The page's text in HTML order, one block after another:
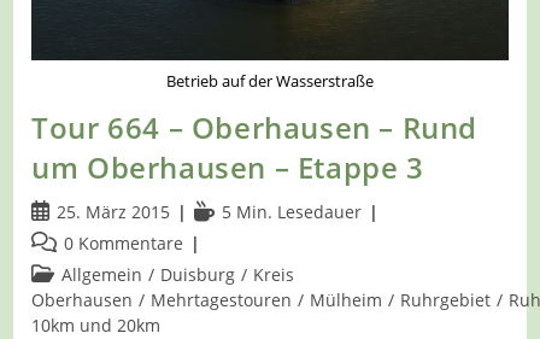
Betrieb auf der Wasserstraße
Tour 664 – Oberhausen – Rund
um Oberhausen – Etappe 3
Beitrag
veröffentlicht:
25. März 2015 Lesedauer:
5 Min. Lesedauer
Beitrags-
Kommentare:
0 Kommentare
Beitrags-
Kategorie:
Allgemein / Duisburg / Kreis
Oberhausen / Mehrtagestouren / Mülheim / Ruhrgebiet /
10km und 20km